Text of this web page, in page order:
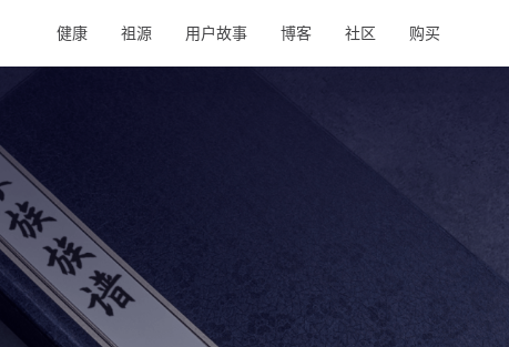
健康 祖源 用户故事 博客 社区 购买